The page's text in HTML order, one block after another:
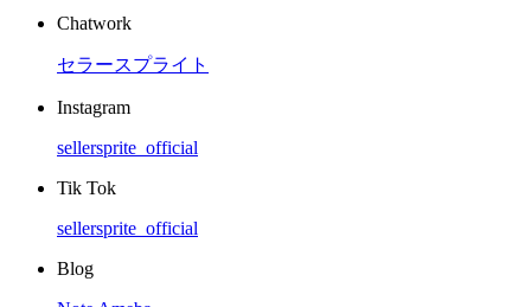
Chatwork
セラースプライト
Instagram
sellersprite_official
Tik Tok
sellersprite_official
Blog